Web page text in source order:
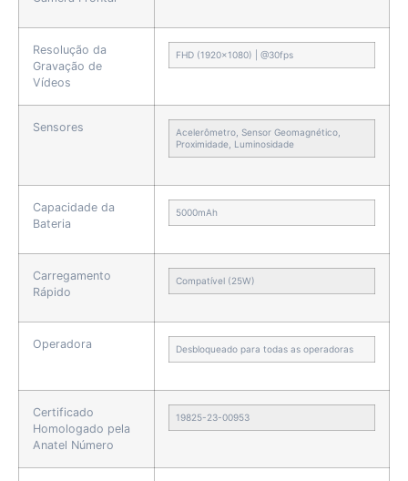
Resolução da
Gravação de
Vídeos
FHD (1920×1080) | @30fps
Sensores
Acelerômetro, Sensor Geomagnético,
Proximidade, Luminosidade
Capacidade da
Bateria
5000mAh
Carregamento
Rápido
Compatível (25W)
Operadora Desbloqueado para todas as operadoras
Certificado
Homologado pela
Anatel Número
19825-23-00953